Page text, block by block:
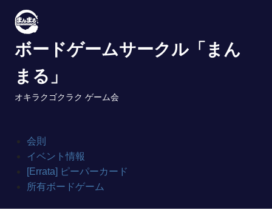
content
ボードゲームサークル「まん
まる」
オキラクゴクラク ゲーム会
会則
イベント情報
[Errata] ピーパーカード
所有ボードゲーム